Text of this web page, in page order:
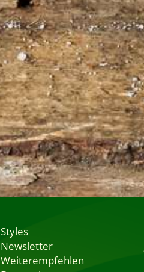
Styles
Newsletter
Weiterempfehlen